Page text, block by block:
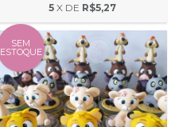
5 X DE R$5,27
SEM
ESTOQUE